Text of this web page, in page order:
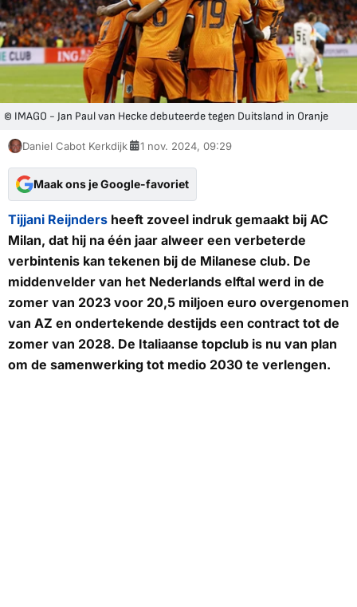
© IMAGO - Jan Paul van Hecke debuteerde tegen Duitsland in Oranje
Daniel Cabot Kerkdijk 1 nov. 2024, 09:29
Maak ons je Google-favoriet
Tijjani Reijnders heeft zoveel indruk gemaakt bij AC
Milan, dat hij na één jaar alweer een verbeterde
verbintenis kan tekenen bij de Milanese club. De
middenvelder van het Nederlands elftal werd in de
zomer van 2023 voor 20,5 miljoen euro overgenomen
van AZ en ondertekende destijds een contract tot de
zomer van 2028. De Italiaanse topclub is nu van plan
om de samenwerking tot medio 2030 te verlengen.